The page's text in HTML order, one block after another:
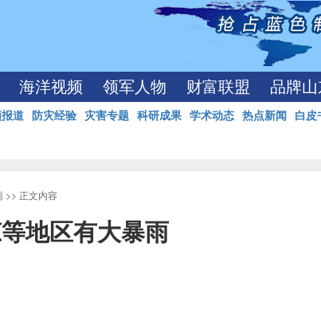
海洋视频 领军人物 财富联盟 品牌
道 防灾经验 灾害专题 科研成果 学术动态 热点新闻 白皮
>> 正文内容
地区有大暴雨